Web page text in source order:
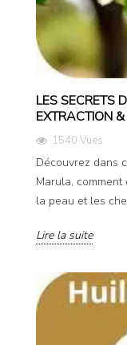
LES SECRETS
EXTRACTION
1540 Vues
Découvrez dans
Marula,
la peau et les
Lire la suite